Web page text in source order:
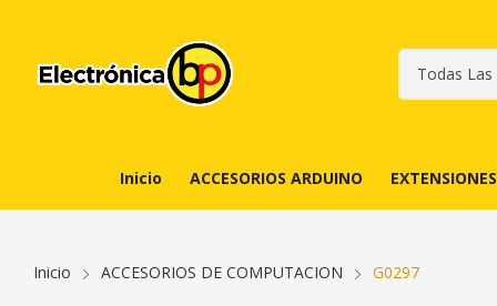
Inicio ACCESORIOS ARDUINO EXTENSIONES
Inicio ACCESORIOS DE COMPUTACION G0297